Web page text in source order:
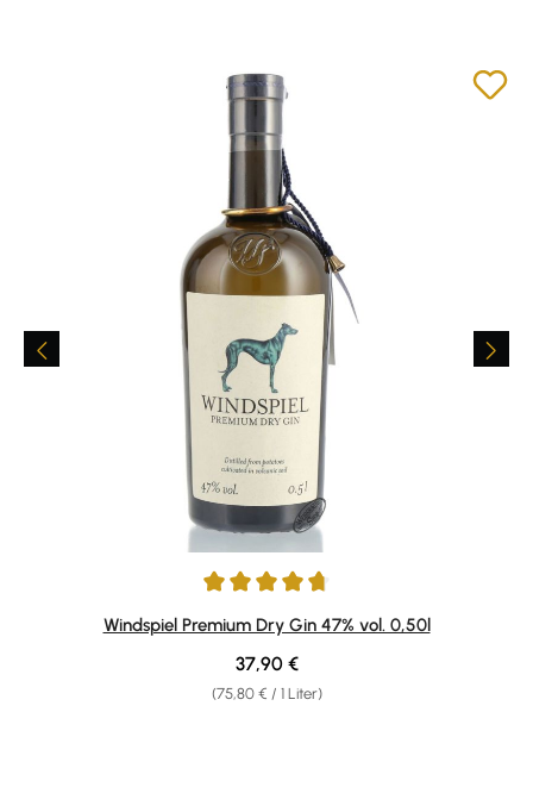
Durchschnittliche Bewertung von 4.77 von 5 Sternen
Windspiel Premium Dry Gin 47% vol. 0,50l
(75,80 € / 1 Liter)
Regulärer Preis:
37,90 €